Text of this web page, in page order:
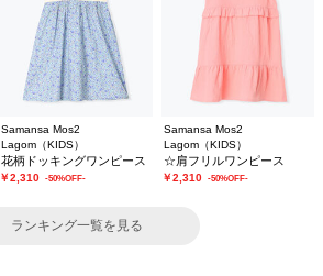
Samansa Mos2
Lagom（KIDS）
花柄ドッキングワンピース
￥2,310 -50%OFF-
Samansa Mos2
Lagom（KIDS）
☆肩フリルワンピース
￥2,310 -50%OFF-
ランキング一覧を見る